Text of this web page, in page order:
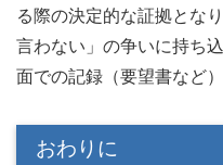
る際の決定的な証拠とな
言わない」の争いに持ち
面での記録（要望書など
おわりに